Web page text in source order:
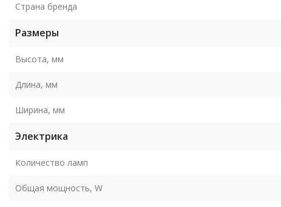
Страна бренда
Размеры
Высота, мм
Длина, мм
Ширина, мм
Электрика
Количество ламп
Общая мощность, W